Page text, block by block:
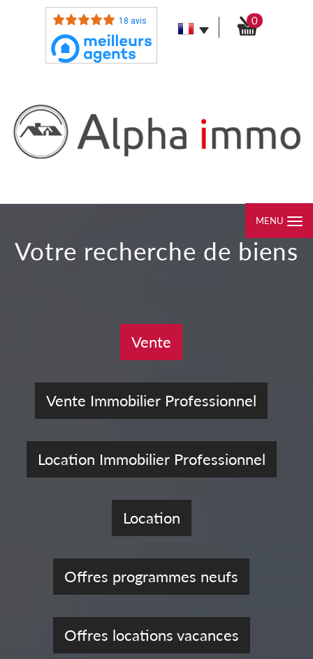
18 avis 0
MENU
votre recherche de biens
Vente
Vente Immobilier Professionnel
Location Immobilier Professionnel
Location
Offres programmes neufs
Offres locations vacances